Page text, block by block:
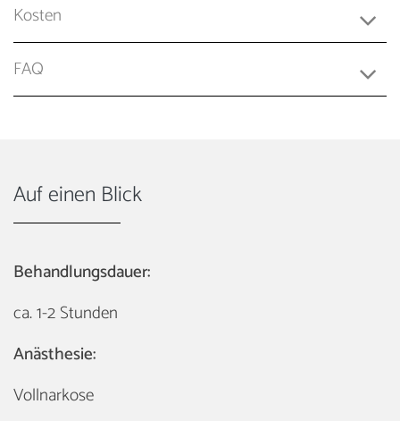
Kosten
FAQ
Auf einen Blick
Behandlungsdauer:
ca. 1-2 Stunden
Anästhesie:
Vollnarkose